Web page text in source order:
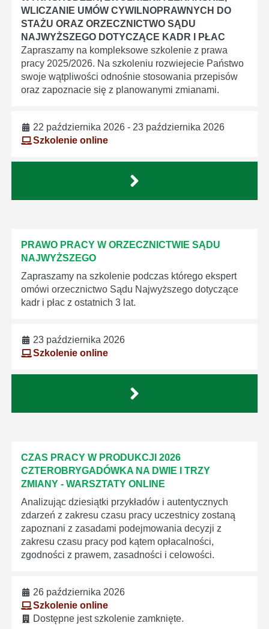
WLICZANIE UMÓW CYWILNOPRAWNYCH DO
STAŻU ORAZ ORZECZNICTWO SĄDU
NAJWYŻSZEGO DOTYCZĄCE KADR I PŁAC
Zapraszamy na kompleksowe szkolenie z prawa
pracy 2025/2026. Na szkoleniu rozwiejecie Państwo
swoje wątpliwości odnośnie stosowania przepisów
oraz zapoznacie się z planowanymi zmianami.
22 października 2026 - 23 października 2026
Szkolenie online
PRAWO PRACY W ORZECZNICTWIE SĄDU
NAJWYŻSZEGO
Zapraszamy na szkolenie podczas którego ekspert
omówi orzecznictwo Sądu Najwyższego dotyczące
kadr i płac z ostatnich 3 lat.
23 października 2026
Szkolenie online
CZAS PRACY W PRODUKCJI 2026
CZTEROBRYGADÓWKA NA DWIE I TRZY
ZMIANY - WARSZTATY ONLINE
Analizując dziesiątki przykładów i autentycznych
zdarzeń z zakresu czasu pracy uczestnicy zostaną
zapoznani z zasadami podejmowania decyzji z
zakresu czasu pracy pod kątem opłacalności,
zgodności z prawem, zasadności i celowości.
26 października 2026
Szkolenie online
Dostępne jest szkolenie zamknięte.